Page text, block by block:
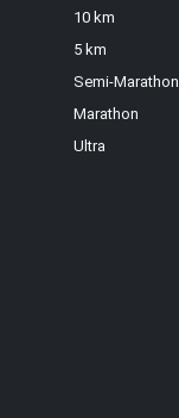
10 km
5 km
Semi-Marathon
Marathon
Ultra